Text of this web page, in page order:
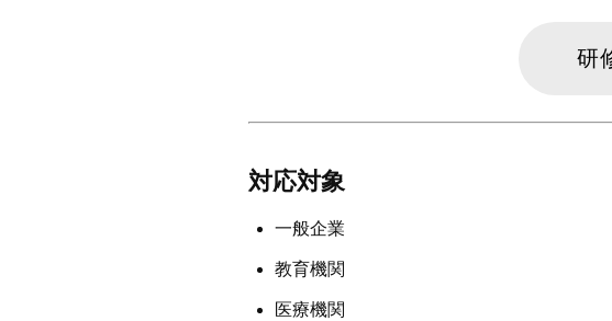
対応対象
一般企業
教育機関
医療機関